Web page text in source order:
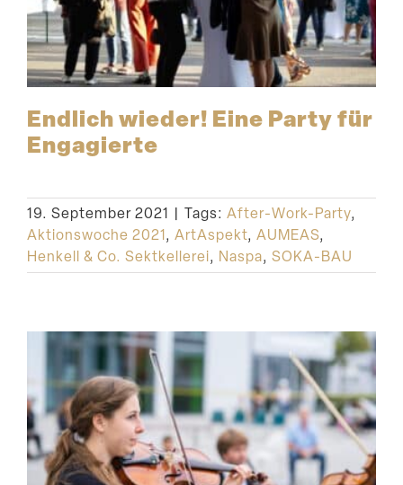
Endlich wieder! Eine Party für
Engagierte
19. September 2021 | Tags: After-Work-Party,
Aktionswoche 2021, ArtAspekt, AUMEAS,
Henkell & Co. Sektkellerei, Naspa, SOKA-BAU